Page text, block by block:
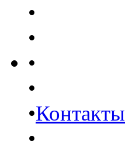
•
•
•
•
•Контакты
•